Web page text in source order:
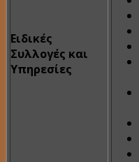
Ειδικές
Συλλογές και
Υπηρεσίες